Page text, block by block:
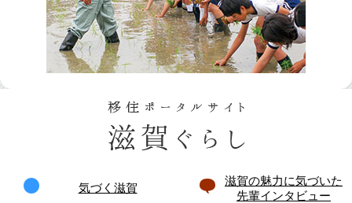
気づく滋賀
滋賀の魅力に気づいた
先輩インタビュー